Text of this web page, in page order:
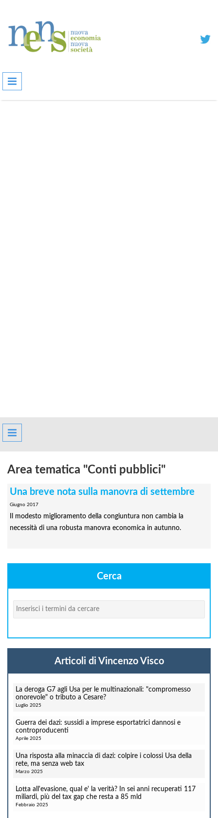
Area tematica "Conti pubblici"
Una breve nota sulla manovra di settembre
Giugno 2017
Il modesto miglioramento della congiuntura non cambia la
necessità di una robusta manovra economica in autunno.
Cerca
Cerca
Articoli di Vincenzo Visco
La deroga G7 agli Usa per le multinazionali: "compromesso
onorevole" o tributo a Cesare?
Luglio 2025
Guerra dei dazi: sussidi a imprese esportatrici dannosi e
controproducenti
Aprile 2025
Una risposta alla minaccia di dazi: colpire i colossi Usa della
rete, ma senza web tax
Marzo 2025
Lotta all'evasione, qual e' la verità? In sei anni recuperati 117
miliardi, più del tax gap che resta a 85 mld
Febbraio 2025